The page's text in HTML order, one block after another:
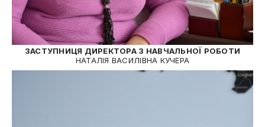
ЗАСТУПНИЦЯ ДИРЕКТОРА З НАВЧАЛЬНОЇ РОБОТИ
НАТАЛІЯ ВАСИЛІВНА КУЧЕРА